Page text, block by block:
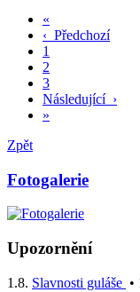
«
‹ Předchozí
1
2
3
Následující ›
»
Zpět
Fotogalerie
Upozornění
1.8. Slavnosti guláše •